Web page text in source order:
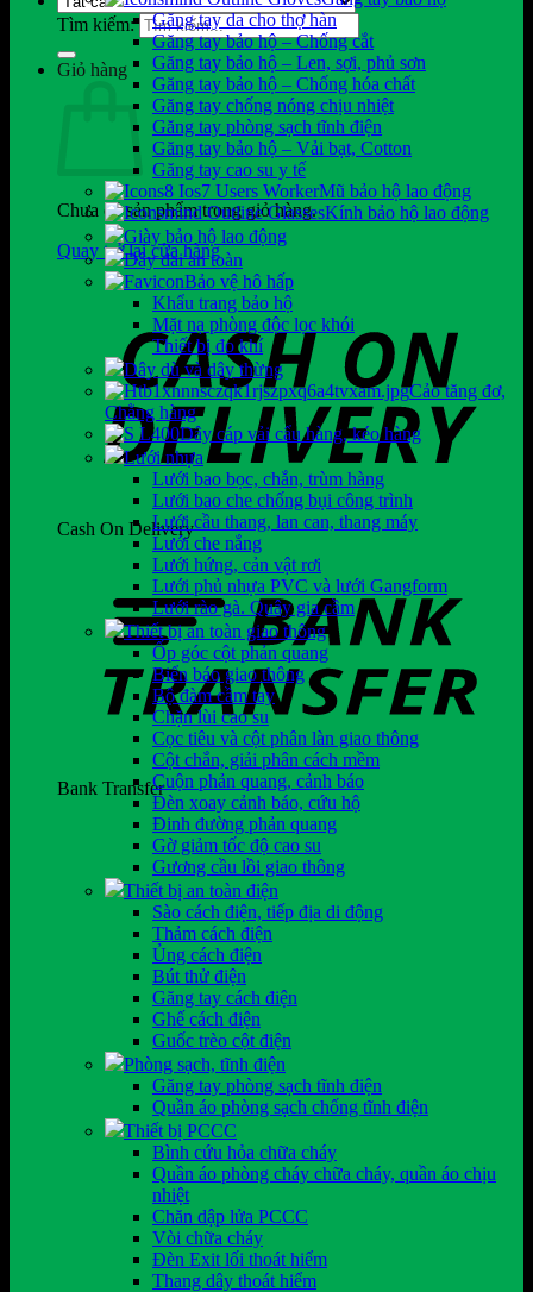
Tìm kiếm:
Giỏ hàng
Chưa có sản phẩm trong giỏ hàng.
Quay trở lại cửa hàng
Cash On Delivery
Bank Transfer
Găng tay da cho thợ hàn
Găng tay bảo hộ – Chống cắt
Găng tay bảo hộ – Len, sợi, phủ sơn
Găng tay bảo hộ – Chống hóa chất
Găng tay chống nóng chịu nhiệt
Găng tay phòng sạch tĩnh điện
Găng tay bảo hộ – Vải bạt, Cotton
Găng tay cao su y tế
Mũ bảo hộ lao động
Kính bảo hộ lao động
Giày bảo hộ lao động
Dây đai an toàn
Bảo vệ hô hấp
Khẩu trang bảo hộ
Mặt nạ phòng độc lọc khói
Thiết bị đo khí
Dây dù và dây thừng
Cảo tăng đơ,
Chằng hàng
Dây cáp vải cẩu hàng, kéo hàng
Lưới nhựa
Lưới bao bọc, chắn, trùm hàng
Lưới bao che chống bụi công trình
Lưới cầu thang, lan can, thang máy
Lưới che nắng
Lưới hứng, cản vật rơi
Lưới phủ nhựa PVC và lưới Gangform
Lưới rào gà. Quây gia cầm
Thiết bị an toàn giao thông
Ốp góc cột phản quang
Biển báo giao thông
Bộ đàm cầm tay
Chặn lùi cao su
Cọc tiêu và cột phân làn giao thông
Cột chắn, giải phân cách mềm
Cuộn phản quang, cảnh báo
Đèn xoay cảnh báo, cứu hộ
Đinh đường phản quang
Gờ giảm tốc độ cao su
Gương cầu lồi giao thông
Thiết bị an toàn điện
Sào cách điện, tiếp địa di động
Thảm cách điện
Ủng cách điện
Bút thử điện
Găng tay cách điện
Ghế cách điện
Guốc trèo cột điện
Phòng sạch, tĩnh điện
Găng tay phòng sạch tĩnh điện
Quần áo phòng sạch chống tĩnh điện
Thiết bị PCCC
Bình cứu hỏa chữa cháy
Quần áo phòng cháy chữa cháy, quần áo chịu
nhiệt
Chăn dập lửa PCCC
Vòi chữa cháy
Đèn Exit lối thoát hiểm
Thang dây thoát hiểm